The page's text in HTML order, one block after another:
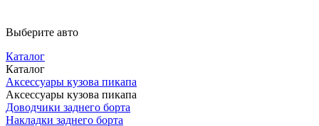
Выберите авто
Каталог
Каталог
Аксессуары кузова пикапа
Аксессуары кузова пикапа
Доводчики заднего борта
Накладки заднего борта